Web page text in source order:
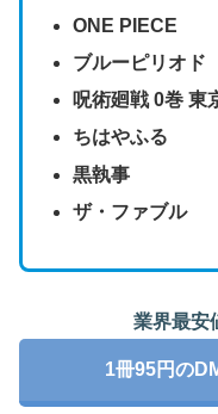
ONE PIECE
ブルーピリオド
呪術廻戦 0巻 東
ちはやふる
黒執事
ザ・ファブル
業界最安
1冊95円の